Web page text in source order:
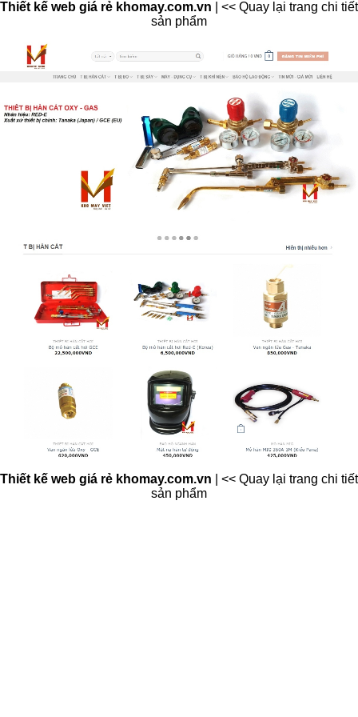
Thiết kế web giá rẻ khomay.com.vn
<< Quay lại trang chi tiết
sản phẩm
Thiết kế web giá rẻ khomay.com.vn
<< Quay lại trang chi tiết
sản phẩm